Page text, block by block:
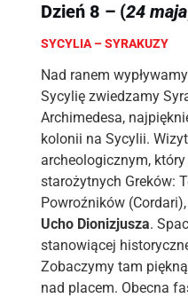
Dzień 8 – (24 maja
SYCYLIA – SYRAKUZY
Nad ranem
Sycylię zwiedzamy
Archimedesa,
kolonii na Sycylii.
archeologicznym,
starożytnych Greków:
Powroźników
Ucho Dionizjusza.
stanowiącej
Zobaczymy tam
nad placem. Obecna